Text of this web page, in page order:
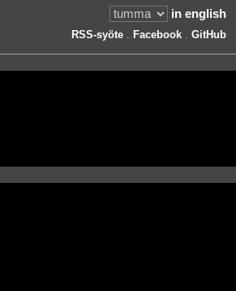
in english
RSS-syöte. Facebook. GitHub